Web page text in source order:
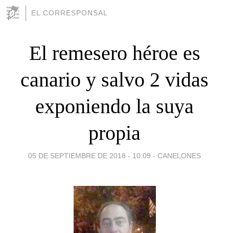
EL CORRESPONSAL
El remesero héroe es
canario y salvo 2 vidas
exponiendo la suya
propia
05 DE SEPTIEMBRE DE 2018 - 10:09 - CANELONES